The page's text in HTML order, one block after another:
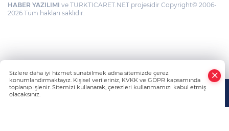
HABER YAZILIMI ve TURKTICARET.NET projesidir Copyright© 2006-
2026 Tüm hakları saklıdır.
Sizlere daha iyi hizmet sunabilmek adına sitemizde çerez
konumlandırmaktayız. Kişisel verileriniz, KVKK ve GDPR kapsamında
toplanıp işlenir. Sitemizi kullanarak, çerezleri kullanmamızı kabul etmiş
olacaksınız.